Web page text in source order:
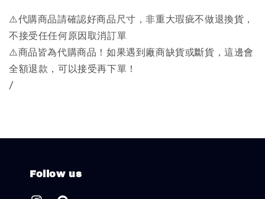
⚠️代購商品請確認好商品尺寸，非重大瑕疵不做退換貨，
不接受任任何原因取消訂單
⚠️商品皆為代購商品！如果遇到廠商缺貨或斷貨，這邊會
全額退款，可以接受再下單！
/
Follow us